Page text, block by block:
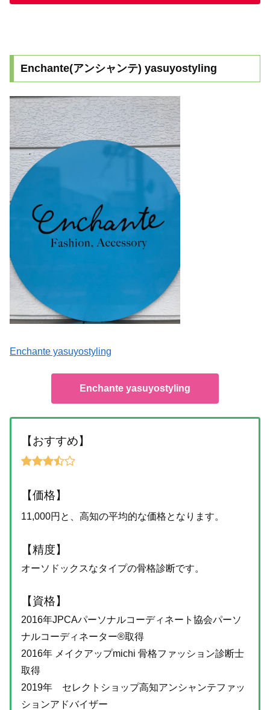
Enchante(アンシャンテ) yasuyostyling
Enchante yasuyostyling
Enchante yasuyostyling
【おすすめ】
【価格】
11,000円と、高知の平均的な価格となります。
【精度】
オーソドックスなタイプの骨格診断です。
【資格】
2016年JPCAパーソナルコーディネート協会パーソ
ナルコーディネーター®️取得
2016年 メイクアップmichi 骨格ファッション診断士
取得
2019年 セレクトショップ高知アンシャンテファッ
ションアドバイザー